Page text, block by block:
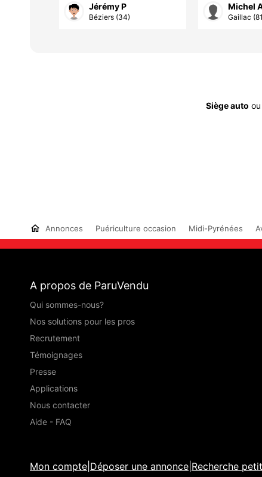
Jérémy P
Béziers (34)
Michel
Gaillac
Siège auto ou
Annonces Puériculture occasion Midi-Pyrénées
A propos de ParuVendu
Qui sommes-nous?
Nos solutions pour les pros
Recrutement
Témoignages
Presse
Applications
Nous contacter
Aide - FAQ
Mon compte Déposer une annonce Recherche